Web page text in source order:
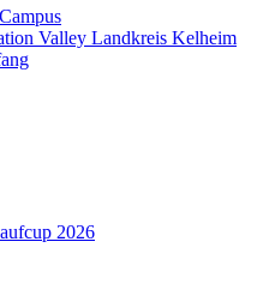
Valley Landkreis Kelheim
2026